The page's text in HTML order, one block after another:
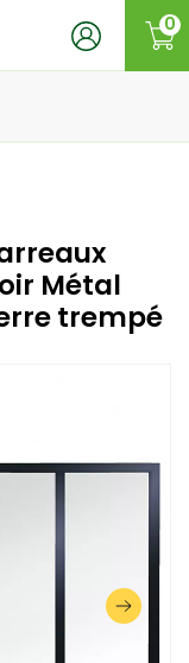
0
Métal
trempé